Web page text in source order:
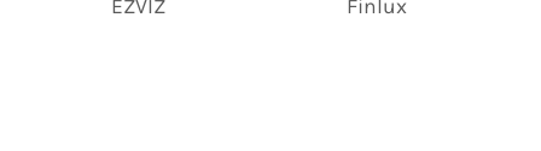
EZVIZ Finlux